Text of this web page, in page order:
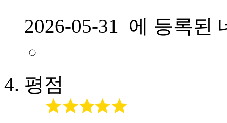
2026-05-31 에 등록된
평점